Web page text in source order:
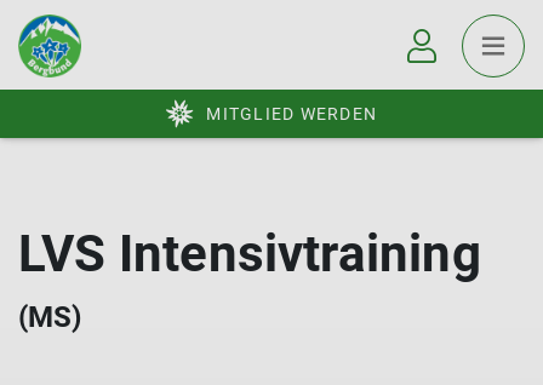
MITGLIED WERDEN
LVS Intensivtraining
(MS)